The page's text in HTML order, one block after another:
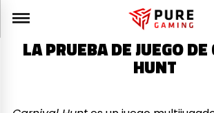
LA PRUEBA DE JUEGO
HUNT